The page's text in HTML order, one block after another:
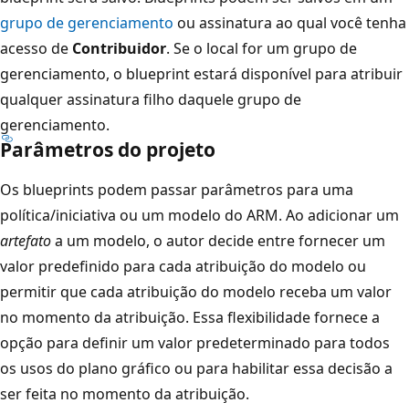
grupo de gerenciamento ou assinatura ao qual você tenha
acesso de Contribuidor. Se o local for um grupo de
gerenciamento, o blueprint estará disponível para atribuir
qualquer assinatura filho daquele grupo de
gerenciamento.
Parâmetros do projeto
Os blueprints podem passar parâmetros para uma
política/iniciativa ou um modelo do ARM. Ao adicionar um
artefatoa um modelo, o autor decide entre fornecer um
valor predefinido para cada atribuição do modelo ou
permitir que cada atribuição do modelo receba um valor
no momento da atribuição. Essa flexibilidade fornece a
opção para definir um valor predeterminado para todos
os usos do plano gráfico ou para habilitar essa decisão a
ser feita no momento da atribuição.